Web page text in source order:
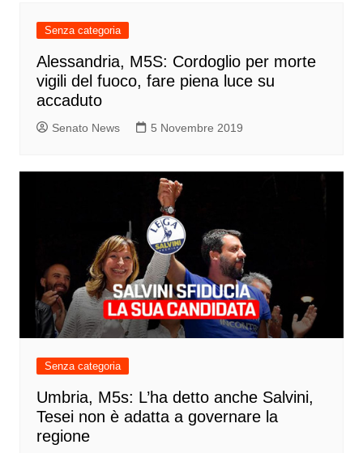
Senza categoria
Alessandria, M5S: Cordoglio per morte
vigili del fuoco, fare piena luce su
accaduto
Senato News 5 Novembre 2019
Senza categoria
Umbria, M5s: L’ha detto anche Salvini,
Tesei non è adatta a governare la
regione